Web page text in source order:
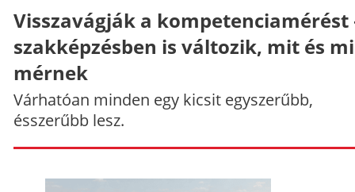
Visszavágják a kompetenciamérést
szakképzésben is változik, mit és
mérnek
Várhatóan minden egy kicsit egyszerűbb,
ésszerűbb lesz.